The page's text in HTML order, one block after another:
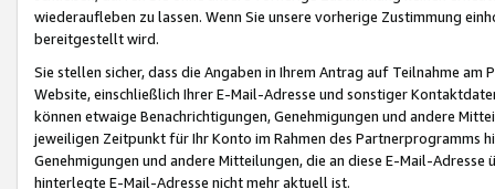
wiederaufleben zu lassen. Wenn Sie unsere vorherige Zustimmung
bereitgestellt wird.
Sie stellen sicher, dass die Angaben in Ihrem Antrag auf Teilnahme
Website, einschließlich Ihrer E-Mail-Adresse und sonstiger
können etwaige Benachrichtigungen, Genehmigungen und andere
jeweiligen Zeitpunkt für Ihr Konto im Rahmen des Partnerprogramms
Genehmigungen und andere Mitteilungen, die an diese E-Mail-
hinterlegte E-Mail-Adresse nicht mehr aktuell ist.